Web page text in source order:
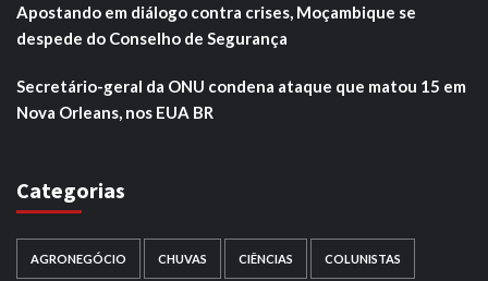
Apostando em diálogo contra crises, Moçambique se
despede do Conselho de Segurança
Secretário-geral da ONU condena ataque que matou 15 em
Nova Orleans, nos EUA BR
Categorias
AGRONEGÓCIO CHUVAS CIÊNCIAS COLUNISTAS